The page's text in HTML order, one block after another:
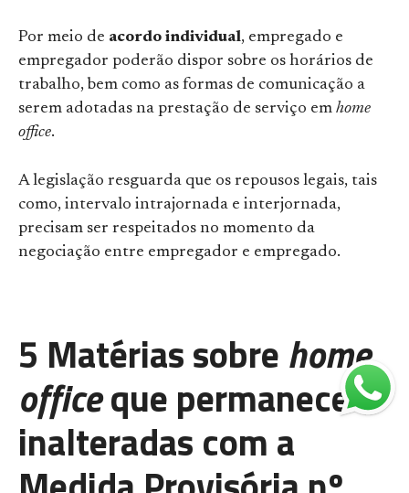
Por meio de acordo individual, empregado e
empregador poderão dispor sobre os horários de
trabalho, bem como as formas de comunicação a
serem adotadas na prestação de serviço em home
office.
A legislação resguarda que os repousos legais, tais
como, intervalo intrajornada e interjornada,
precisam ser respeitados no momento da
negociação entre empregador e empregado.
5 Matérias sobrehome
officeque permanecem
inalteradas com a